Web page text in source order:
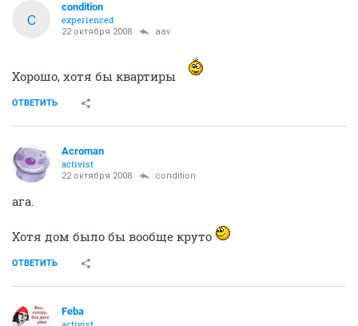
C
condition
experienced
22 октября 2008 aav
Хорошо, хотя бы квартиры
ОТВЕТИТЬ
Acroman
activist
22 октября 2008 condition
ага.
Хотя дом было бы вообще круто
ОТВЕТИТЬ
Feba